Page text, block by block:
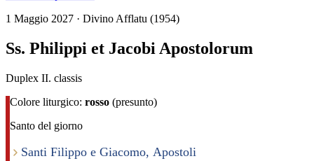
1 Maggio 2027 · Divino Afflatu (1954)
Ss. Philippi et Jacobi Apostolorum
Duplex II. classis
Colore liturgico: rosso (presunto)
Santo del giorno
Santi Filippo e Giacomo, Apostoli